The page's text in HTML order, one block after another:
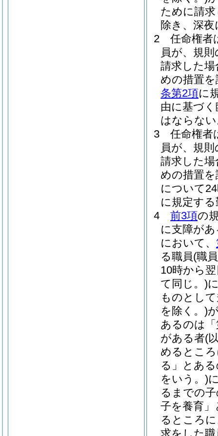
ために請
除き、深
2
任命権者
員が、規
請求した
めの措置
条第2項に
由に基づ
はならな
3
任命権者
員が、規
請求した
めの措置
について
に規定す
4
前3項の
に支障が
において、
る職員(職
10時から
て同じ。)
ものとし
を除く。)
あるのは
がある者(
めるとこ
る」とあ
をいう。)
るまでの
子を養育
るところ
求をした